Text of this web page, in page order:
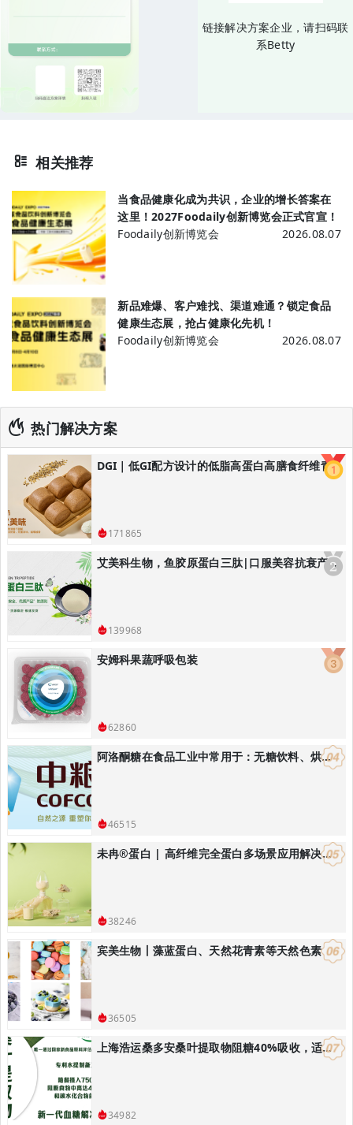
链接解决方案企业，请扫码联
系Betty
相关推荐
当食品健康化成为共识，企业的增长答案在
这里！2027Foodaily创新博览会正式官宣！
Foodaily创新博览会
2026.08.07
新品难爆、客户难找、渠道难通？锁定食品
健康生态展，抢占健康化先机！
Foodaily创新博览会
2026.08.07
热门解决方案
DGI｜低GI配方设计的低脂高蛋白高膳食纤维青稞黑全麦馒头/低GI主食解决方案
171865
艾美科生物，鱼胶原蛋白三肽|口服美容抗衰产品解决方案
139968
安姆科果蔬呼吸包装
62860
阿洛酮糖在食品工业中常用于：无糖饮料、烘焙食品：替代蔗糖降低热量
46515
未冉®️蛋白 | 高纤维完全蛋白多场景应用解决方案
38246
宾美生物丨藻蓝蛋白、天然花青素等天然色素
36505
上海浩运桑多安桑叶提取物阻糖40%吸收，适合开发减肥控体产品
34982